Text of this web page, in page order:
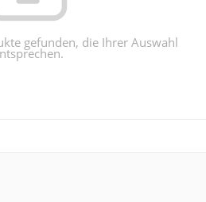
gefunden, die Ihrer Auswahl